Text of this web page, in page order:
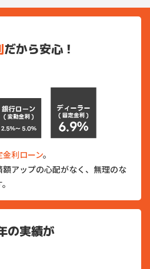
だから安心！
金利ローン。
アップの心配がなく、無理のな
の実績が